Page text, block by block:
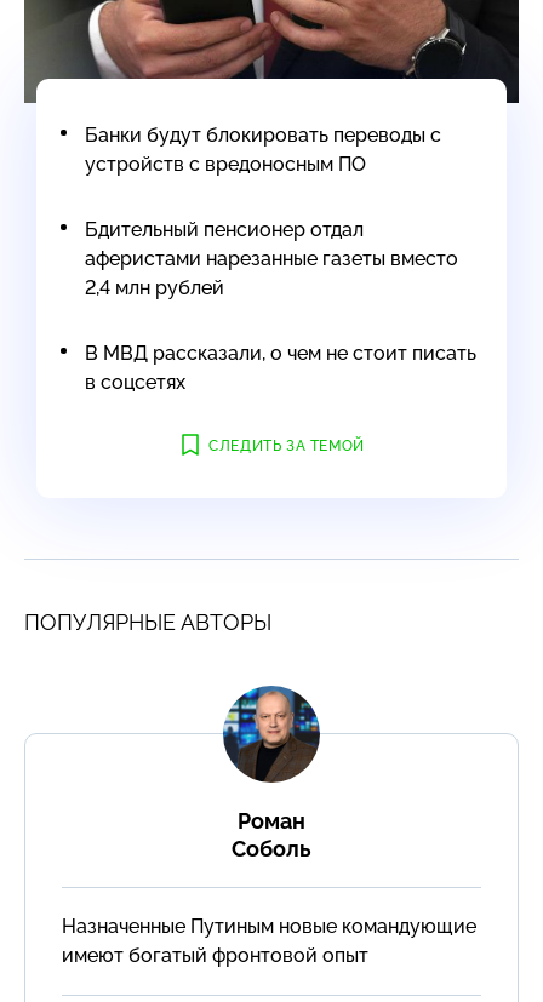
Банки будут блокировать переводы с
устройств с вредоносным ПО
Бдительный пенсионер отдал
аферистами нарезанные газеты вместо
2,4 млн рублей
В МВД рассказали, о чем не стоит писать
в соцсетях
СЛЕДИТЬ ЗА ТЕМОЙ
ПОПУЛЯРНЫЕ АВТОРЫ
Роман
Соболь
Назначенные Путиным новые командующие
имеют богатый фронтовой опыт